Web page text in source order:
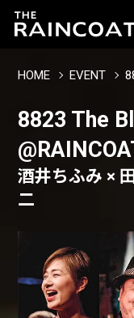
HOME EVENT
8823 The
酒井ちふみ ×
二